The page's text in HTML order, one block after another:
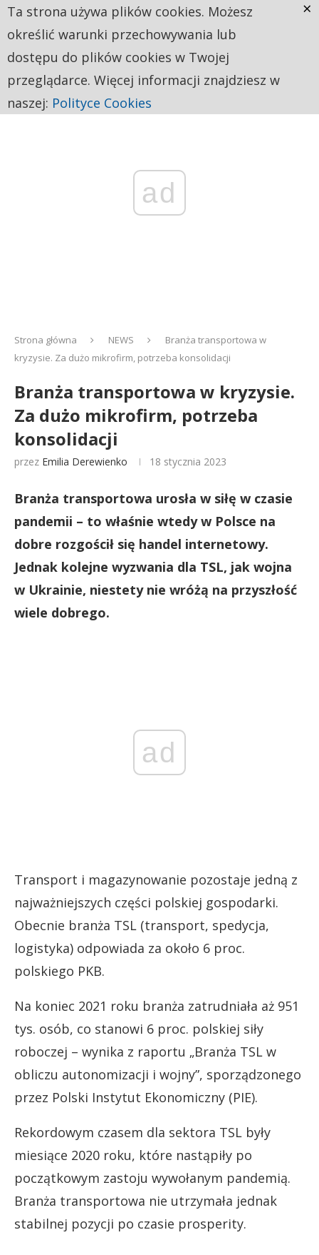
ad
Strona główna NEWS
Branża transportowa w
kryzysie. Za dużo mikrofirm, potrzeba konsolidacji
Branża transportowa w kryzysie.
Za dużo mikrofirm, potrzeba
konsolidacji
przez Emilia Derewienko 18 stycznia 2023
Branża transportowa urosła w siłę w czasie
pandemii – to właśnie wtedy w Polsce na
dobre rozgościł się handel internetowy.
Jednak kolejne wyzwania dla TSL, jak wojna
w Ukrainie, niestety nie wróżą na przyszłość
wiele dobrego.
ad
Transport i magazynowanie pozostaje jedną z
najważniejszych części polskiej gospodarki.
Obecnie branża TSL (transport, spedycja,
logistyka) odpowiada za około 6 proc.
polskiego PKB.
Na koniec 2021 roku branża zatrudniała aż 951
tys. osób, co stanowi 6 proc. polskiej siły
roboczej – wynika z raportu „Branża TSL w
obliczu autonomizacji i wojny”, sporządzonego
przez Polski Instytut Ekonomiczny (PIE).
Rekordowym czasem dla sektora TSL były
miesiące 2020 roku, które nastąpiły po
początkowym zastoju wywołanym pandemią.
Branża transportowa nie utrzymała jednak
stabilnej pozycji po czasie prosperity.
Ta strona używa plików cookies. Możesz
określić warunki przechowywania lub
dostępu do plików cookies w Twojej
przeglądarce. Więcej informacji znajdziesz w
naszej: Polityce Cookies
×